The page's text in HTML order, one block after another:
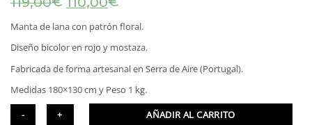
precio
original
119,00€.
actual
es:
110,00€.
Manta de lana con patrón floral.
Diseño bicolor en rojo y mostaza.
Fabricada de forma artesanal en Serra de Aire (Portugal).
Medidas 180×130 cm y Peso 1 kg.
AÑADIR AL CARRITO